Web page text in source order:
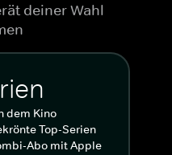
deiner Wahl
dem Kino
Top-Serien
Abo mit Apple